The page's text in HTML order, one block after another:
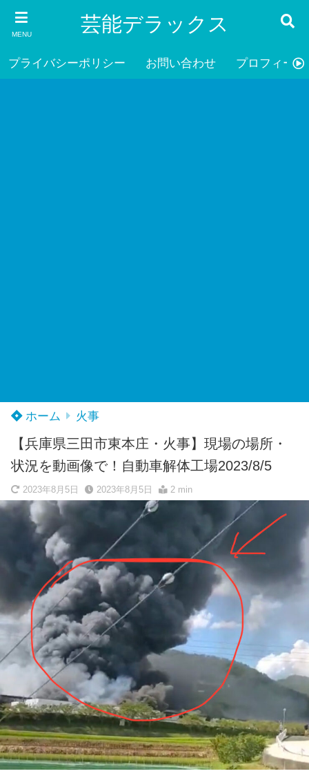
MENU 芸能デラックス
プライバシーポリシー お問い合わせ プロフィール
ホーム 火事
【兵庫県三田市東本庄・火事】現場の場所・
状況を動画像で！自動車解体工場2023/8/5
2023年8月5日 2023年8月5日 2 min